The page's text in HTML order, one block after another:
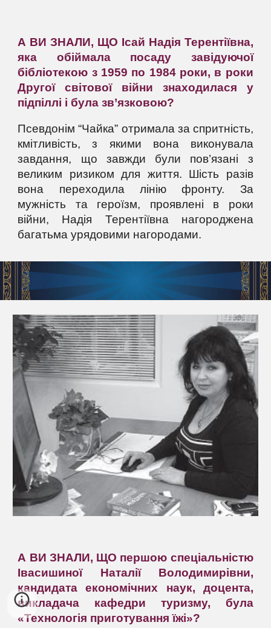
А ВИ ЗНАЛИ, ЩО Ісай Надія Терентіївна,
яка обіймала посаду завідуючої
бібліотекою з 1959 по 1984 роки, в роки
Другої світової війни знаходилася у
підпіллі і була зв’язковою?
Псевдонім “Чайка” отримала за спритність,
кмітливість, з якими вона виконувала
завдання, що завжди були пов’язані з
великим ризиком для життя. Шість разів
вона переходила лінію фронту. За
мужність та героїзм, проявлені в роки
війни, Надія Терентіївна нагороджена
багатьма урядовими нагородами.
А ВИ ЗНАЛИ, ЩО першою спеціальністю
Івасишиної Наталії Володимирівни,
кандидата економічних наук, доцента,
викладача кафедри туризму, була
«Технологія приготування їжі»?